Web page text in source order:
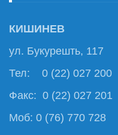
КИШИНЕВ
ул. Букурешть, 117
Тел: 0 (22) 027 200
Факс: 0 (22) 027 201
Моб: 0 (76) 770 728